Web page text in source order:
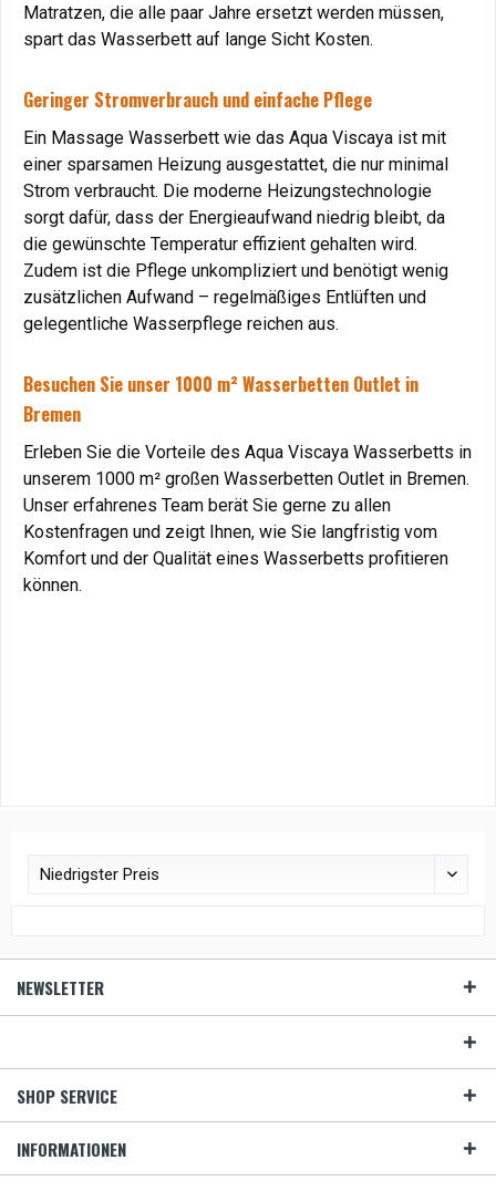
Matratzen, die alle paar Jahre ersetzt werden müssen,
spart das Wasserbett auf lange Sicht Kosten.
Geringer Stromverbrauch und einfache Pflege
Ein Massage Wasserbett wie das Aqua Viscaya ist mit
einer sparsamen Heizung ausgestattet, die nur minimal
Strom verbraucht. Die moderne Heizungstechnologie
sorgt dafür, dass der Energieaufwand niedrig bleibt, da
die gewünschte Temperatur effizient gehalten wird.
Zudem ist die Pflege unkompliziert und benötigt wenig
zusätzlichen Aufwand – regelmäßiges Entlüften und
gelegentliche Wasserpflege reichen aus.
Besuchen Sie unser 1000 m² Wasserbetten Outlet in
Bremen
Erleben Sie die Vorteile des Aqua Viscaya Wasserbetts in
unserem 1000 m² großen Wasserbetten Outlet in Bremen.
Unser erfahrenes Team berät Sie gerne zu allen
Kostenfragen und zeigt Ihnen, wie Sie langfristig vom
Komfort und der Qualität eines Wasserbetts profitieren
können.
NEWSLETTER
SHOP SERVICE
INFORMATIONEN